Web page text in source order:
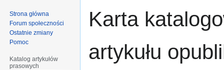
do
do
Karta
artykułu
Strona główna
Forum społeczności
Ostatnie zmiany
Pomoc
Katalog artykułów
prasowych